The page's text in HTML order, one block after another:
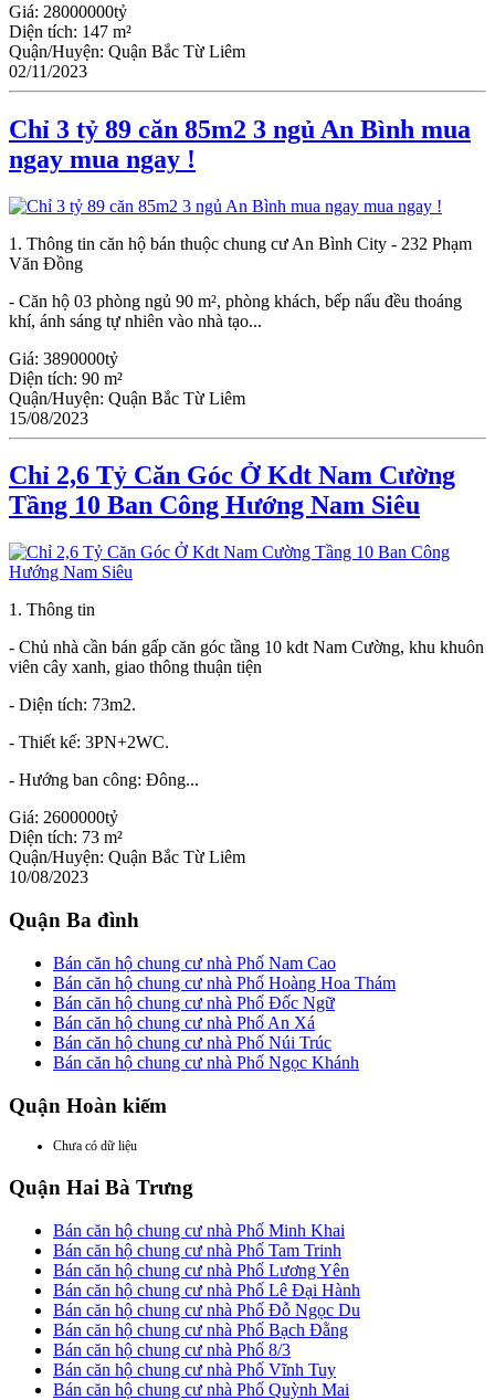
Giá: 28000000tỷ
Diện tích: 147 m²
Quận/Huyện: Quận Bắc Từ Liêm
02/11/2023
Chỉ 3 tỷ 89 căn 85m2 3 ngủ An Bình mua
ngay mua ngay !
1. Thông tin căn hộ bán thuộc chung cư An Bình City - 232 Phạm
Văn Đồng
- Căn hộ 03 phòng ngủ 90 m², phòng khách, bếp nấu đều thoáng
khí, ánh sáng tự nhiên vào nhà tạo...
Giá: 3890000tỷ
Diện tích: 90 m²
Quận/Huyện: Quận Bắc Từ Liêm
15/08/2023
Chỉ 2,6 Tỷ Căn Góc Ở Kdt Nam Cường
Tầng 10 Ban Công Hướng Nam Siêu
1. Thông tin
- Chủ nhà cần bán gấp căn góc tầng 10 kdt Nam Cường, khu khuôn
viên cây xanh, giao thông thuận tiện
- Diện tích: 73m2.
- Thiết kế: 3PN+2WC.
- Hướng ban công: Đông...
Giá: 2600000tỷ
Diện tích: 73 m²
Quận/Huyện: Quận Bắc Từ Liêm
10/08/2023
Quận Ba đình
Bán căn hộ chung cư nhà Phố Nam Cao
Bán căn hộ chung cư nhà Phố Hoàng Hoa Thám
Bán căn hộ chung cư nhà Phố Đốc Ngữ
Bán căn hộ chung cư nhà Phố An Xá
Bán căn hộ chung cư nhà Phố Núi Trúc
Bán căn hộ chung cư nhà Phố Ngọc Khánh
Quận Hoàn kiếm
Chưa có dữ liệu
Quận Hai Bà Trưng
Bán căn hộ chung cư nhà Phố Minh Khai
Bán căn hộ chung cư nhà Phố Tam Trinh
Bán căn hộ chung cư nhà Phố Lương Yên
Bán căn hộ chung cư nhà Phố Lê Đại Hành
Bán căn hộ chung cư nhà Phố Đỗ Ngọc Du
Bán căn hộ chung cư nhà Phố Bạch Đằng
Bán căn hộ chung cư nhà Phố 8/3
Bán căn hộ chung cư nhà Phố Vĩnh Tuy
Bán căn hộ chung cư nhà Phố Quỳnh Mai